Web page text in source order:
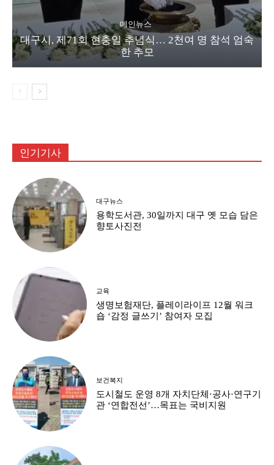
메인뉴스
대구시, 제71회 현충일 추념식… 2천여 명 참석 엄숙
한 추모
인기기사
대구뉴스
용학도서관, 30일까지 대구 옛 모습 담은
향토사진전
교육
생명보험재단, 플레이라이프 12월 워크
숍 ‘감정 글쓰기’ 참여자 모집
보건복지
도시철도 운영 8개 자치단체·공사·연구기
관 ‘연합전선’…목표는 국비지원